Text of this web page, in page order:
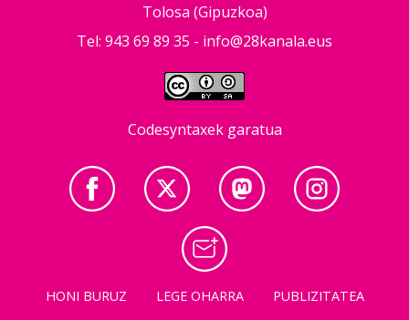
Tolosa (Gipuzkoa)
Tel: 943 69 89 35 - info@28kanala.eus
Codesyntaxek garatua
HONI BURUZ LEGE OHARRA PUBLIZITATEA